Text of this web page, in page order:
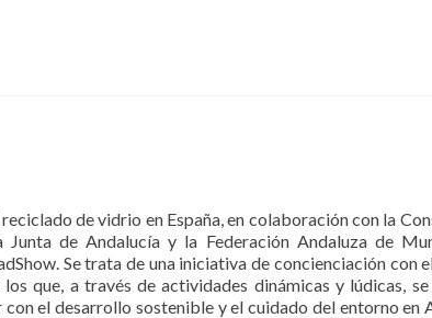
de vidrio en España, en colaboración con la
de Andalucía y la Federación Andaluza de
Se trata de una iniciativa de concienciación con
que, a través de actividades dinámicas y lúdicas,
el desarrollo sostenible y el cuidado del entorno en